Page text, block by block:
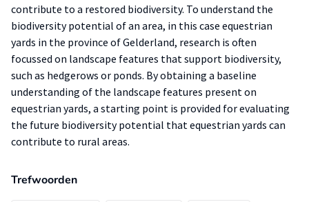
contribute to a restored biodiversity. To understand the
biodiversity potential of an area, in this case equestrian
yards in the province of Gelderland, research is often
focussed on landscape features that support biodiversity,
such as hedgerows or ponds. By obtaining a baseline
understanding of the landscape features present on
equestrian yards, a starting point is provided for evaluating
the future biodiversity potential that equestrian yards can
contribute to rural areas.
Trefwoorden